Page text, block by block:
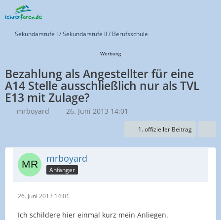
Sekundarstufe I / Sekundarstufe II / Berufsschule
Werbung
Bezahlung als Angestellter für eine
A14 Stelle ausschließlich nur als TVL
E13 mit Zulage?
mrboyard 26. Juni 2013 14:01
1. offizieller Beitrag
mrboyard
Anfänger
26. Juni 2013 14:01
Ich schildere hier einmal kurz mein Anliegen.